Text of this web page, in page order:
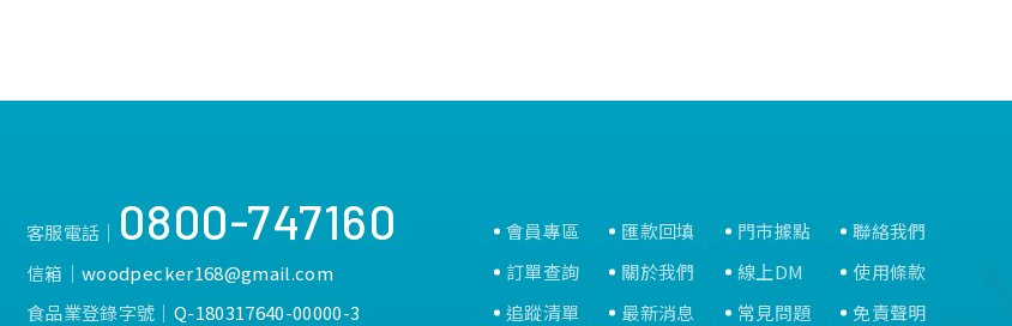
客服電話│ 0800-747160
信箱│woodpecker168@gmail.com
食品業登錄字號│ Q-180317640-00000-3
會員專區
訂單查詢
追蹤清單
匯款回填
關於我們
最新消息
門市據點
線上DM
常見問題
聯絡我們
使用條款
免責聲明